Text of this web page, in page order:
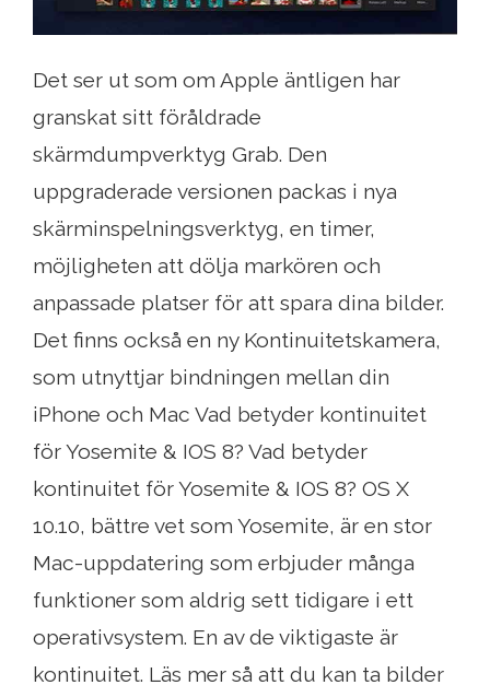
Det ser ut som om Apple äntligen har
granskat sitt föråldrade
skärmdumpverktyg Grab. Den
uppgraderade versionen packas i nya
skärminspelningsverktyg, en timer,
möjligheten att dölja markören och
anpassade platser för att spara dina bilder.
Det finns också en ny Kontinuitetskamera,
som utnyttjar bindningen mellan din
iPhone och Mac Vad betyder kontinuitet
för Yosemite & IOS 8? Vad betyder
kontinuitet för Yosemite & IOS 8? OS X
10.10, bättre vet som Yosemite, är en stor
Mac-uppdatering som erbjuder många
funktioner som aldrig sett tidigare i ett
operativsystem. En av de viktigaste är
kontinuitet. Läs mer så att du kan ta bilder